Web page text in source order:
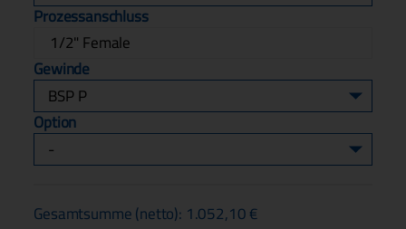
Prozessanschluss
1/2" Female
Gewinde
Option
Gesamtsumme (netto): 1.052,10€